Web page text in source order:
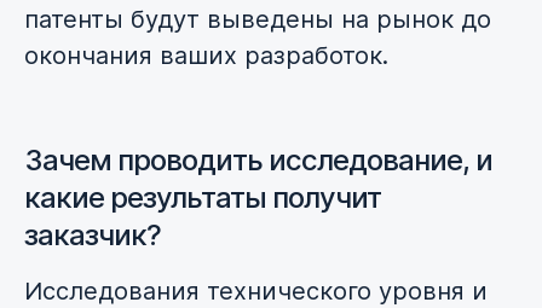
патенты будут выведены на рынок до
окончания ваших разработок.
Зачем проводить исследование, и
какие результаты получит
заказчик?
Исследования технического уровня и